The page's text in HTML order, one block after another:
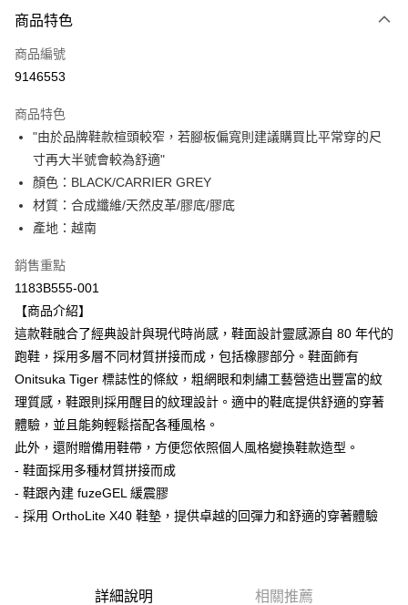
信用卡一次付款
超商取貨付款
Apple Pay
ATM付款
運送方式
每筆NT$80，滿NT$6,000(含以上)免運費
萊爾富取貨付款
每筆NT$80，滿NT$6,000(含以上)免運費
付款後萊爾富取貨
每筆NT$80，滿NT$6,000(含以上)免運費
7-11取貨付款
每筆NT$80，滿NT$6,000(含以上)免運費
商品特色
商品編號
9146553
商品特色
"由於品牌鞋款楦頭較窄，若腳板偏寬則建議購買比平常穿的尺
寸再大半號會較為舒適"
顏色：BLACK/CARRIER GREY
材質：合成纖維/天然皮革/膠底/膠底
產地：越南
銷售重點
1183B555-001
【商品介紹】
這款鞋融合了經典設計與現代時尚感，鞋面設計靈感源自 80 年代的
跑鞋，採用多層不同材質拼接而成，包括橡膠部分。鞋面飾有
Onitsuka Tiger 標誌性的條紋，粗網眼和刺繡工藝營造出豐富的紋
理質感，鞋跟則採用醒目的紋理設計。適中的鞋底提供舒適的穿著
體驗，並且能夠輕鬆搭配各種風格。
此外，還附贈備用鞋帶，方便您依照個人風格變換鞋款造型。
- 鞋面採用多種材質拼接而成
- 鞋跟內建 fuzeGEL 緩震膠
- 採用 OrthoLite X40 鞋墊，提供卓越的回彈力和舒適的穿著體驗
詳細說明 相關推薦